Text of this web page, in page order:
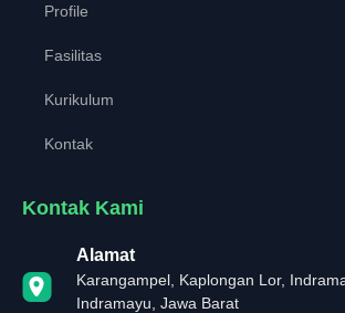
Profile
Fasilitas
Kurikulum
Kontak
Kontak Kami
Alamat
Karangampel, Kaplongan Lor,
Indramayu, Jawa Barat